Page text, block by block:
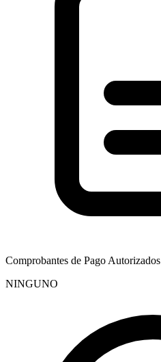
Comprobantes de Pago Autorizados
NINGUNO